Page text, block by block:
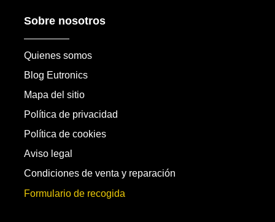
Sobre nosotros
Quienes somos
Blog Eutronics
Mapa del sitio
Política de privacidad
Política de cookies
Aviso legal
Condiciones de venta y reparación
Formulario de recogida